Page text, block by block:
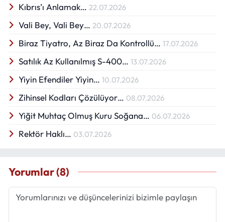
Kıbrıs’ı Anlamak… 22.07.2026
Vali Bey, Vali Bey… 20.07.2026
Biraz Tiyatro, Az Biraz Da Kontrollü… 17.07.2026
Satılık Az Kullanılmış S-400… 13.07.2026
Yiyin Efendiler Yiyin… 10.07.2026
Zihinsel Kodları Çözülüyor… 08.07.2026
Yiğit Muhtaç Olmuş Kuru Soğana… 06.07.2026
Rektör Haklı… 03.07.2026
Yorumlar (8)